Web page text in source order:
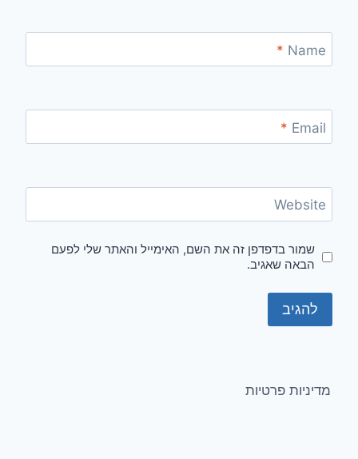
Name
*
Email
*
Website
שמור בדפדפן זה את השם, האימייל והאתר שלי לפעם
הבאה שאגיב.
מדיניות פרטיות